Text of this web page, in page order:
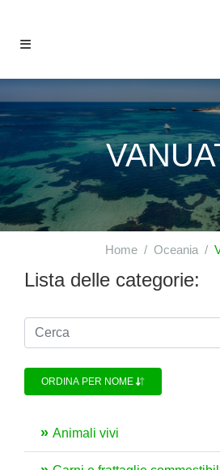
Home Oceania
Lista delle categorie:
ORDINA PER NOME
Animali vivi